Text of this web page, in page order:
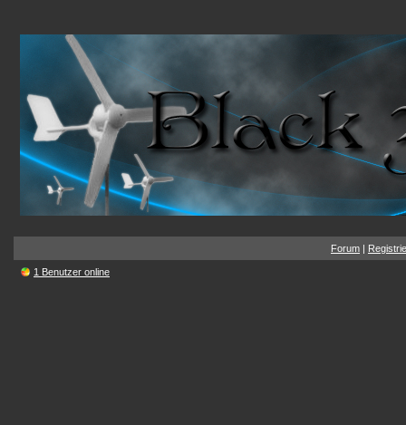
Forum |
1 Benutzer online